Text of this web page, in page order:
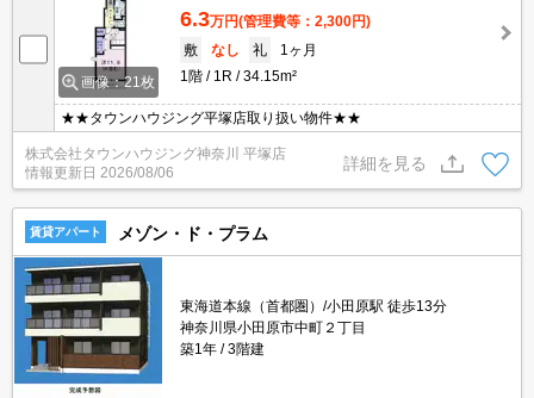
画像：21枚
6.3万円(管理費等：2,300円)
敷
なし 礼
1ヶ月
1階
1R 34.15m²
★★タウンハウジング平塚店取り扱い物件★★
株式会社タウンハウジング神奈川 平塚店
情報更新日 2026/08/06
詳細を見る
賃貸アパート メゾン・ド・プラム
東海道本線（首都圏）/小田原駅 徒歩13分
神奈川県小田原市中町２丁目
築1年
3階建